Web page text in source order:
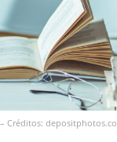
Créditos: